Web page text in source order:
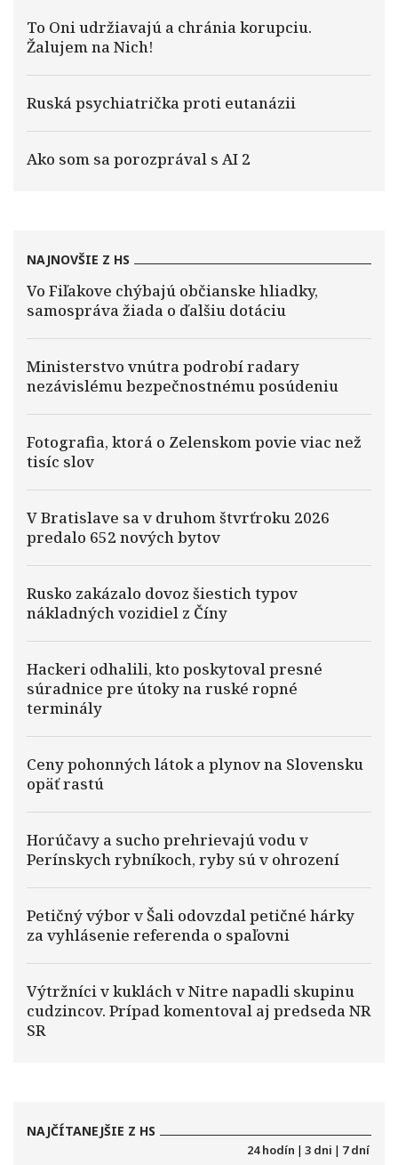
To Oni udržiavajú a chránia korupciu.
Žalujem na Nich!
Ruská psychiatrička proti eutanázii
Ako som sa porozprával s AI 2
NAJNOVŠIE Z HS
Vo Fiľakove chýbajú občianske hliadky,
samospráva žiada o ďalšiu dotáciu
Ministerstvo vnútra podrobí radary
nezávislému bezpečnostnému posúdeniu
Fotografia, ktorá o Zelenskom povie viac než
tisíc slov
V Bratislave sa v druhom štvrťroku 2026
predalo 652 nových bytov
Rusko zakázalo dovoz šiestich typov
nákladných vozidiel z Číny
Hackeri odhalili, kto poskytoval presné
súradnice pre útoky na ruské ropné
terminály
Ceny pohonných látok a plynov na Slovensku
opäť rastú
Horúčavy a sucho prehrievajú vodu v
Perínskych rybníkoch, ryby sú v ohrození
Petičný výbor v Šali odovzdal petičné hárky
za vyhlásenie referenda o spaľovni
Výtržníci v kuklách v Nitre napadli skupinu
cudzincov. Prípad komentoval aj predseda NR
SR
NAJČÍTANEJŠIE Z HS
24 hodín | 3 dni | 7 dní